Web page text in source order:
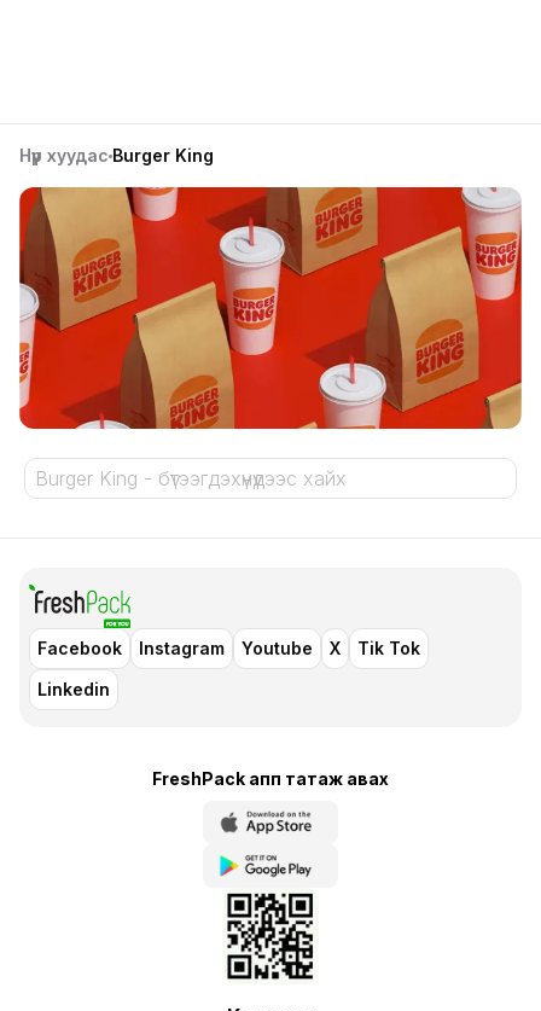
Нүүр хуудас Burger King
Facebook Instagram Youtube X
Tik Tok
Linkedin
FreshPack апп татаж авaх